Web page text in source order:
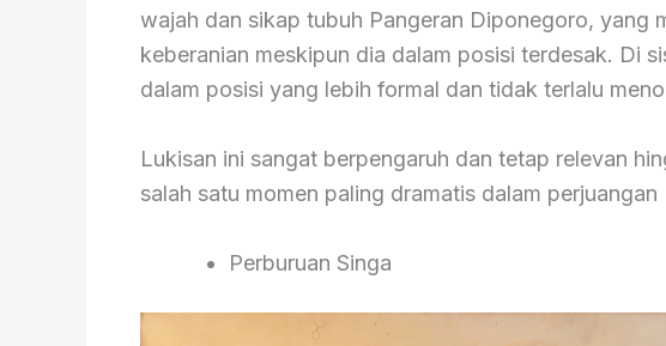
wajah dan sikap tubuh Pangeran Diponegoro, yang
keberanian meskipun dia dalam posisi terdesak. Di
dalam posisi yang lebih formal dan tidak terlalu
Lukisan ini sangat berpengaruh dan tetap relevan
salah satu momen paling dramatis dalam
Perburuan Singa